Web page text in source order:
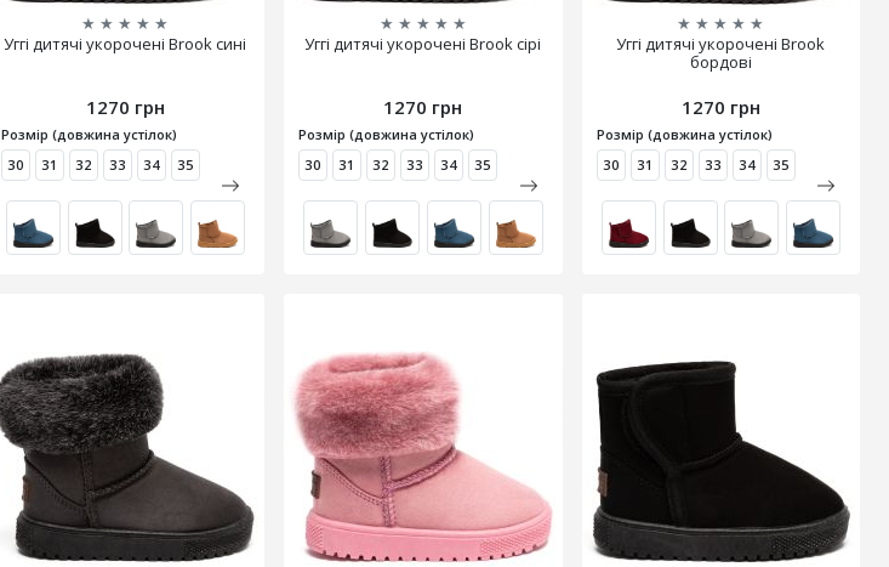
★ ★ ★ ★ ★
Уггі дитячі укорочені Brook сині
1270 грн
Розмір (довжина устілок)
30
31 32 33 34 35
★ ★ ★ ★ ★
Уггі дитячі укорочені Brook сірі
1270 грн
Розмір (довжина устілок)
30
31 32 33 34 35
★ ★ ★ ★ ★
Уггі дитячі укорочені Brook
бордові
1270 грн
Розмір (довжина устілок)
30
31 32 33 34 35